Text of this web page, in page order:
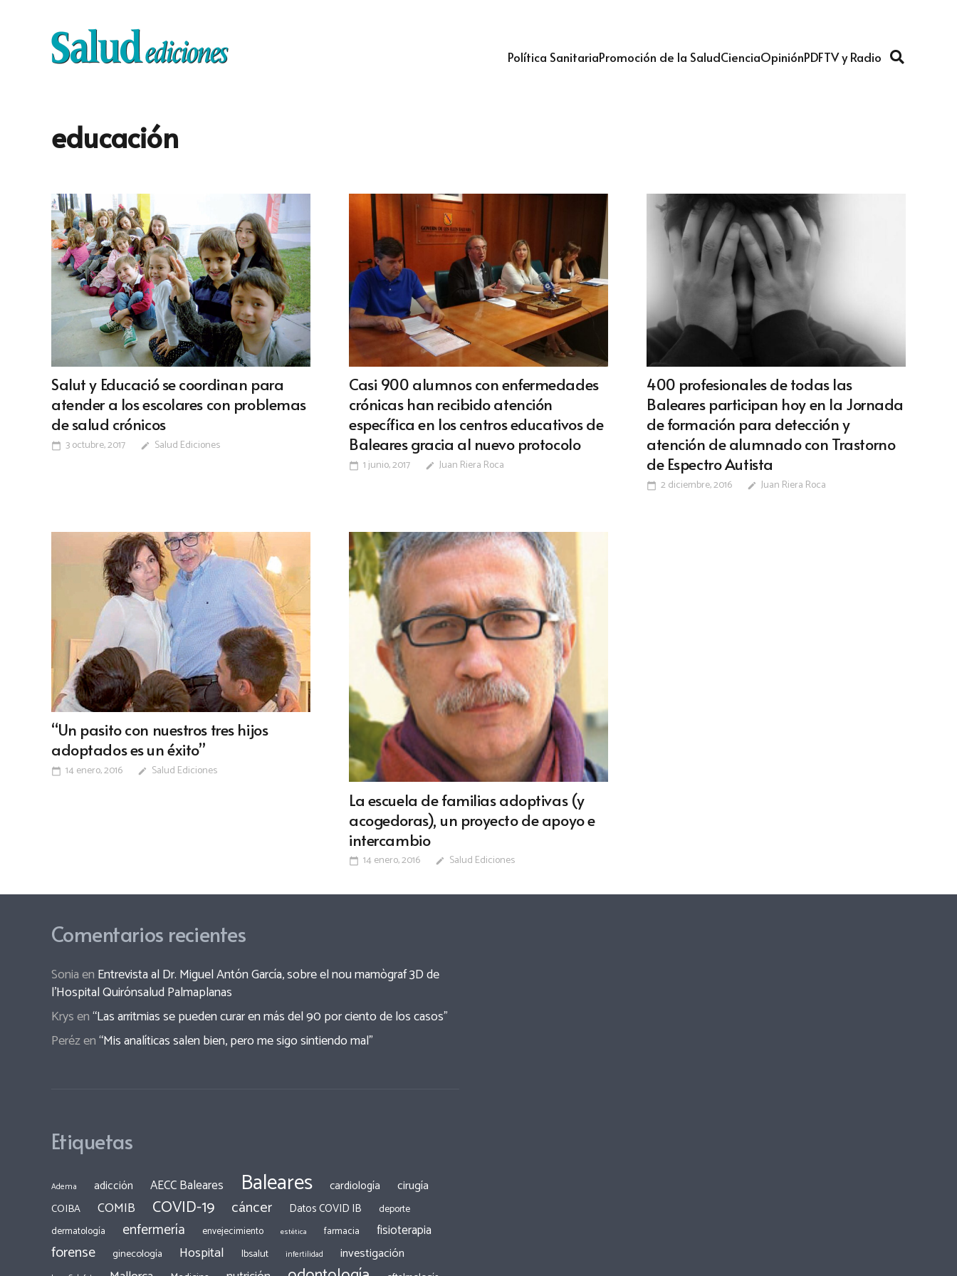
Política SanitariaPromoción de la SaludCienciaOpiniónPDFTV y Radio
educación
Salut y Educació se coordinan para
atender a los escolares con problemas
de salud crónicos
calendar_today 3 octubre, 2017 edit Salud Ediciones
Casi 900 alumnos con enfermedades
crónicas han recibido atención
específica en los centros educativos de
Baleares gracia al nuevo protocolo
calendar_today 1 junio, 2017 edit Juan Riera Roca
400 profesionales de todas las
Baleares participan hoy en la Jornada
de formación para detección y
atención de alumnado con Trastorno
de Espectro Autista
calendar_today 2 diciembre, 2016 edit Juan Riera Roca
“Un pasito con nuestros tres hijos
adoptados es un éxito”
calendar_today 14 enero, 2016 edit Salud Ediciones
La escuela de familias adoptivas (y
acogedoras), un proyecto de apoyo e
intercambio
calendar_today 14 enero, 2016 edit Salud Ediciones
Comentarios recientes
Soniaen Entrevista al Dr. Miguel Antón García, sobre el nou mamògraf 3D de
l’Hospital Quirónsalud Palmaplanas
Krysen“Las arritmias se pueden curar en más del 90 por ciento de los casos”
Perézen“Mis analíticas salen bien, pero me sigo sintiendo mal”
Etiquetas
Adema adicción AECC Baleares Baleares cardiología cirugía
COIBA COMIB COVID-19 cáncer Datos COVID IB
deporte
dermatología
enfermería envejecimiento estética farmacia fisioterapia
forense ginecología Hospital Ibsalut infertilidad investigación